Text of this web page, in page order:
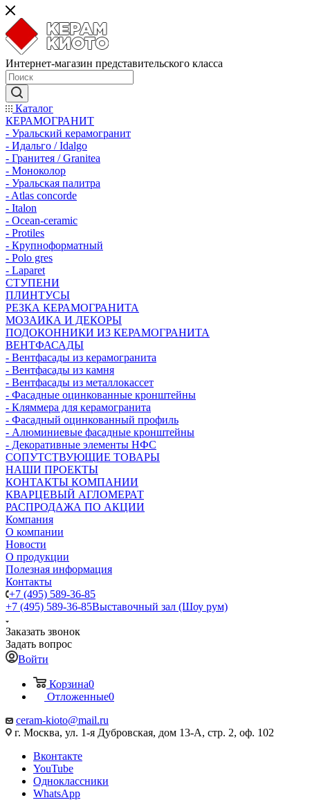
Интернет-магазин представительского класса
Каталог
КЕРАМОГРАНИТ
- Уральский керамогранит
- Идальго / Idalgo
- Гранитея / Granitea
- Моноколор
- Уральская палитра
- Atlas concorde
- Italon
- Ocean-ceramic
- Protiles
- Крупноформатный
- Polo gres
- Laparet
СТУПЕНИ
ПЛИНТУСЫ
РЕЗКА КЕРАМОГРАНИТА
МОЗАИКА И ДЕКОРЫ
ПОДОКОННИКИ ИЗ КЕРАМОГРАНИТА
ВЕНТФАСАДЫ
- Вентфасады из керамогранита
- Вентфасады из камня
- Вентфасады из металлокассет
- Фасадные оцинкованные кронштейны
- Кляммера для керамогранита
- Фасадный оцинкованный профиль
- Алюминиевые фасадные кронштейны
- Декоративные элементы НФС
СОПУТСТВУЮЩИЕ ТОВАРЫ
НАШИ ПРОЕКТЫ
КОНТАКТЫ КОМПАНИИ
КВАРЦЕВЫЙ АГЛОМЕРАТ
РАСПРОДАЖА ПО АКЦИИ
Компания
О компании
Новости
О продукции
Полезная информация
Контакты
+7 (495) 589-36-85
+7 (495) 589-36-85Выставочный зал (Шоу рум)
Заказать звонок
Задать вопрос
Войти
Корзина0
Отложенные0
ceram-kioto@mail.ru
г. Москва, ул. 1-я Дубровская, дом 13-А, стр. 2, оф. 102
Вконтакте
YouTube
Одноклассники
WhatsApp